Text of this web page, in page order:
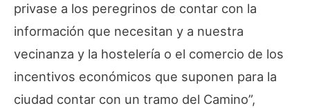
privase a los peregrinos de contar con la
información que necesitan y a nuestra
vecinanza y la hostelería o el comercio de los
incentivos económicos que suponen para la
ciudad contar con un tramo del Camino”,